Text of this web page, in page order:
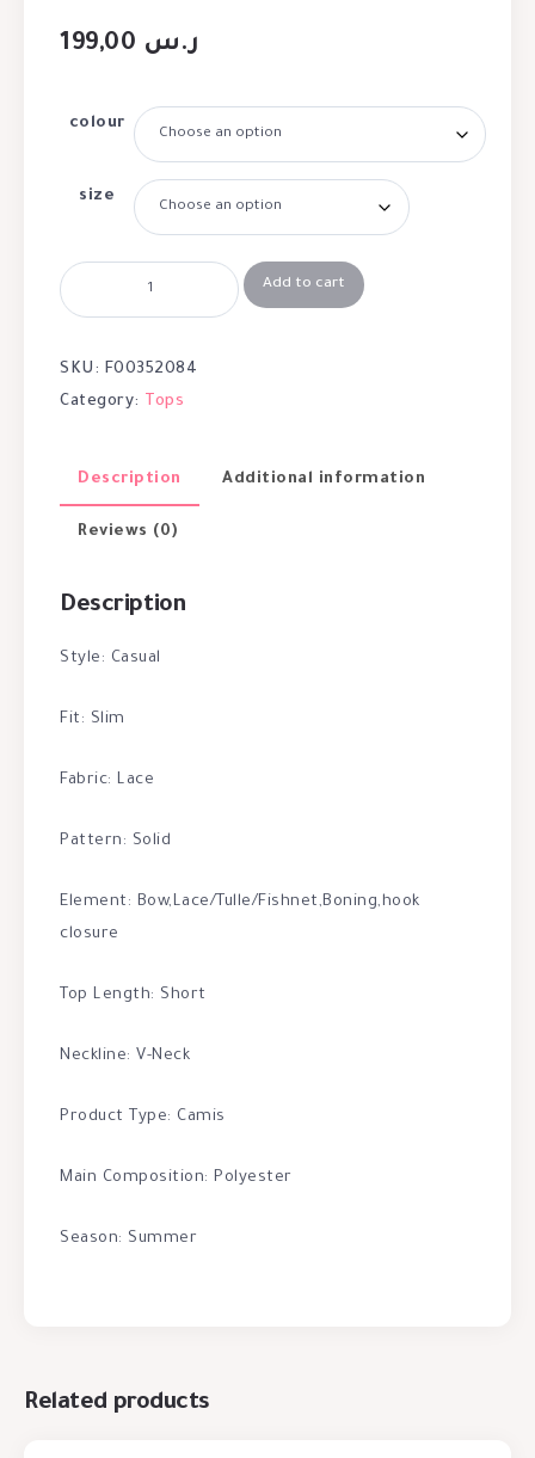
ر.س
colour
size
Add to cart
SKU: F00352084
Category: Tops
Description Additional information
Reviews (0)
Description
Style: Casual
Fit: Slim
Fabric: Lace
Pattern: Solid
Element: Bow,Lace/Tulle/Fishnet,Boning,hook
closure
Top Length: Short
Neckline: V-Neck
Product Type: Camis
Main Composition: Polyester
Season: Summer
Related products